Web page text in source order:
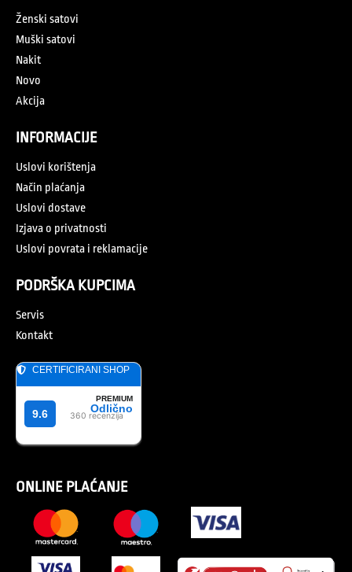
Ženski satovi
Muški satovi
Nakit
Novo
Akcija
INFORMACIJE
Uslovi korištenja
Način plaćanja
Uslovi dostave
Izjava o privatnosti
Uslovi povrata i reklamacije
PODRŠKA KUPCIMA
Servis
Kontakt
ONLINE PLAĆANJE